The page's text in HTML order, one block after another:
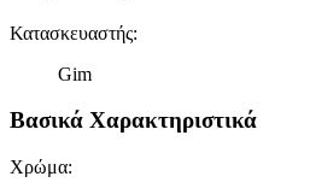
Κατασκευαστής:
Gim
Βασικά Χαρακτηριστικά
Χρώμα: